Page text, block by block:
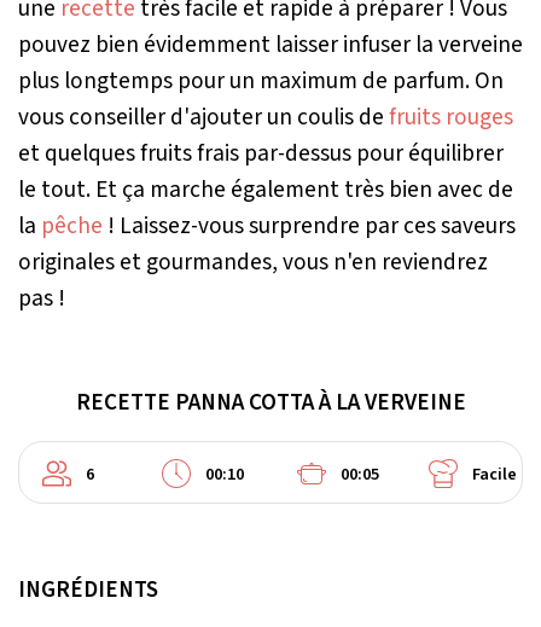
une recette très facile et rapide à préparer ! Vous
pouvez bien évidemment laisser infuser la verveine
plus longtemps pour un maximum de parfum. On
vous conseiller d'ajouter un coulis defruits rouges
et quelques fruits frais par-dessus pour équilibrer
le tout. Et ça marche également très bien avec de
la pêche ! Laissez-vous surprendre par ces saveurs
originales et gourmandes, vous n'en reviendrez
pas !
RECETTE PANNA COTTA À LA VERVEINE
6 00:10 00:05 Facile
INGRÉDIENTS